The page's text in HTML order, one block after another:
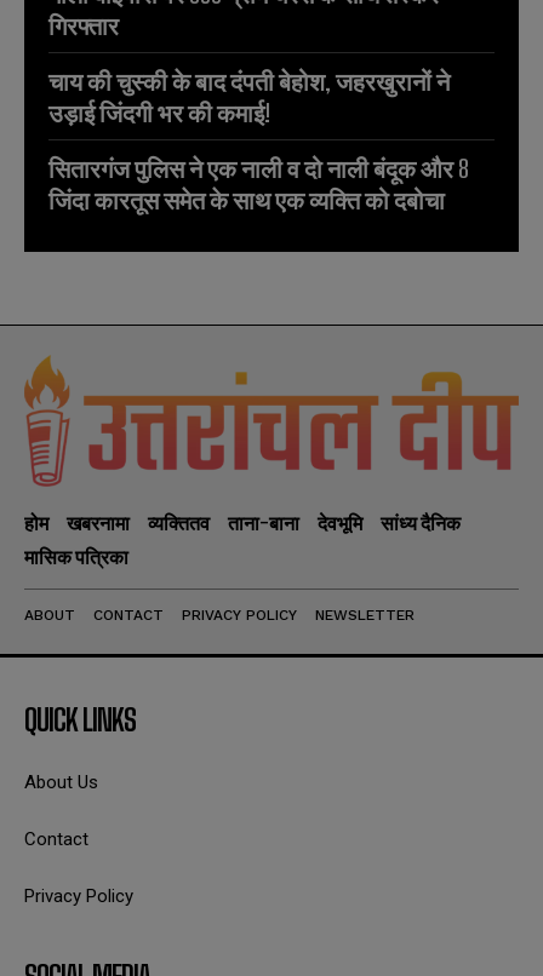
गिरफ्तार
चाय की चुस्की के बाद दंपती बेहोश, जहरखुरानों ने
उड़ाई जिंदगी भर की कमाई!
सितारगंज पुलिस ने एक नाली व दो नाली बंदूक और 8
जिंदा कारतूस समेत के साथ एक व्यक्ति को दबोचा
होम खबरनामा व्यक्तितव ताना-बाना देवभूमि
सांध्य दैनिक
मासिक पत्रिका
ABOUT CONTACT PRIVACY POLICY NEWSLETTER
QUICK LINKS
About Us
Contact
Privacy Policy